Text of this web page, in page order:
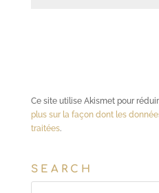
Ce site utilise Akismet pour
plus sur la façon dont les
traitées.
SEARCH